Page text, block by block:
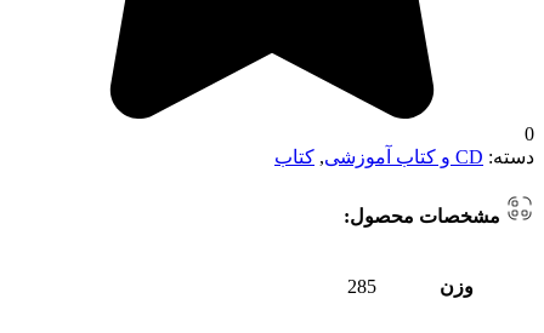
0
دسته: CD و کتاب آموزشی , کتاب
مشخصات محصول:
وزن 285